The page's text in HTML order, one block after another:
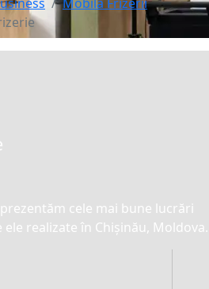
cele mai bune lucrări
realizate în Chișinău, Moldova.